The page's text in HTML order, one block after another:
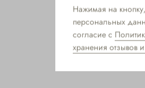
Нажимая на
персональных
согласие с
хранения отзывов